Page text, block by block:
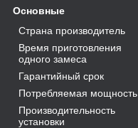
Основные
Страна производитель
Время приготовления
одного замеса
Гарантийный срок
Потребляемая мощность
Производительность
установки